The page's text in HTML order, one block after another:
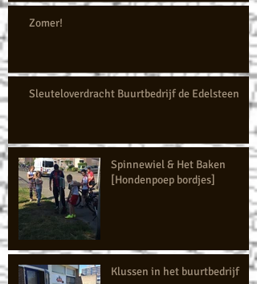
Zomer!
Sleuteloverdracht Buurtbedrijf de Edelsteen
Spinnewiel & Het Baken
[Hondenpoep bordjes]
Klussen in het buurtbedrijf